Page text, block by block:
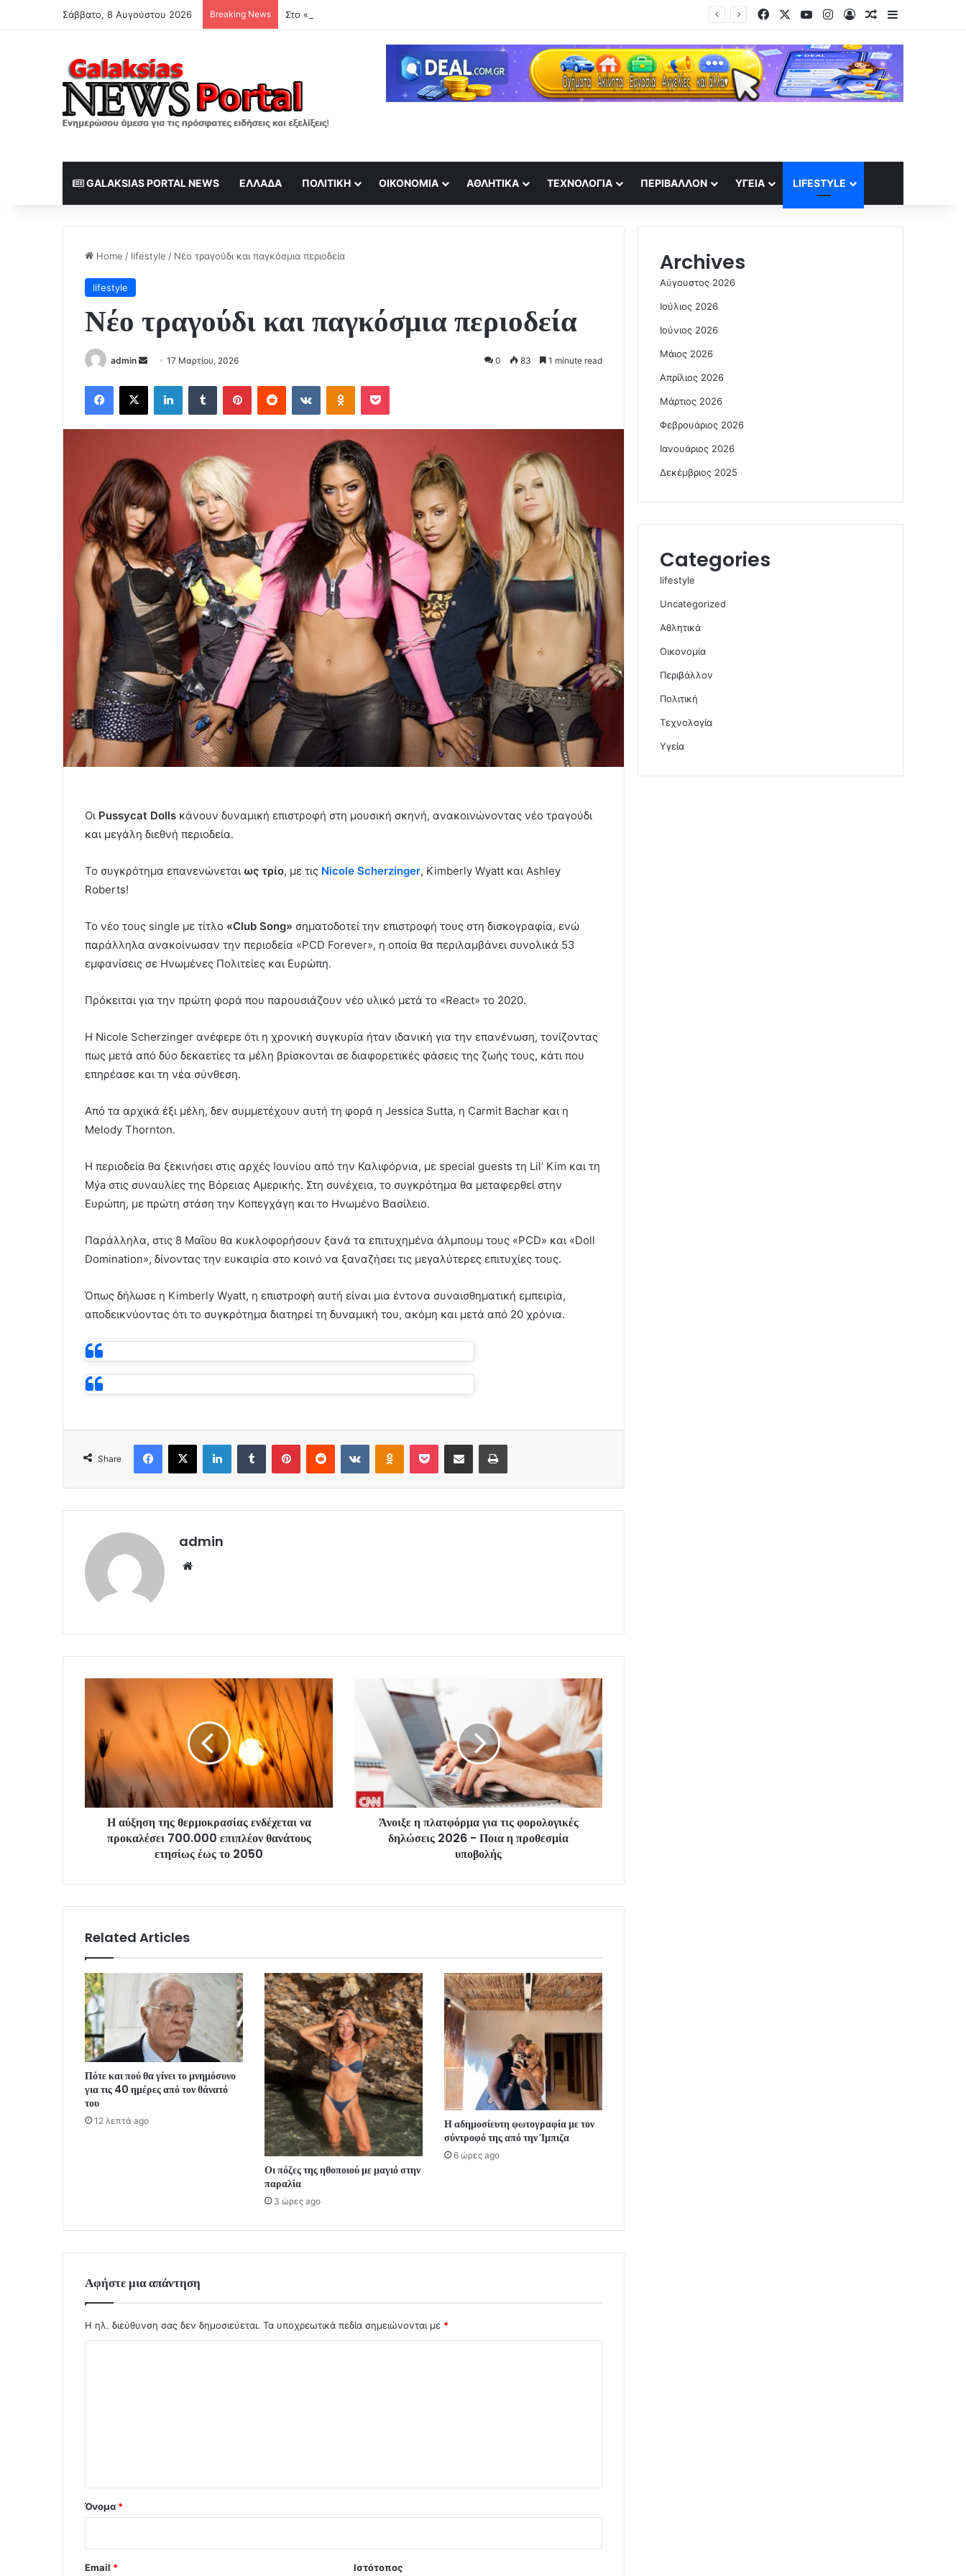
Σάββατο, 8 Αυγούστου 2026 Breaking News FacebookYouTubeInstagram
Log InRandom Article
Sidebar
GALAKSIAS PORTAL NEWS ΕΛΛΆΔΑ ΠΟΛΙΤΙΚΉ ΟΙΚΟΝΟΜΊΑ ΑΘΛΗΤΙΚΆ ΤΕΧΝΟΛΟΓΊΑ ΠΕΡΙΒΆΛΛΟΝ ΥΓΕΊΑ LIFESTYLE
Home / lifestyle / Νέο τραγούδι και παγκόσμια περιοδεία
lifestyle
Νέο τραγούδι και παγκόσμια περιοδεία
admin
Send
email
17 Μαρτίου, 2026 0 83 1 minute read
Facebook
X LinkedInTumblr PinterestReddit VKontakteOdnoklassniki
Pocket
Οι Pussycat Dolls κάνουν δυναμική επιστροφή στη μουσική σκηνή, ανακοινώνοντας νέο τραγούδι
και μεγάλη διεθνή περιοδεία.
Το συγκρότημα επανενώνεται ως τρίο, με τις Nicole Scherzinger, Kimberly Wyatt και Ashley
Roberts!
Το νέο τους single με τίτλο «Club Song» σηματοδοτεί την επιστροφή τους στη δισκογραφία, ενώ
παράλληλα ανακοίνωσαν την περιοδεία «PCD Forever», η οποία θα περιλαμβάνει συνολικά 53
εμφανίσεις σε Ηνωμένες Πολιτείες και Ευρώπη.
Πρόκειται για την πρώτη φορά που παρουσιάζουν νέο υλικό μετά το «React» το 2020.
Η Nicole Scherzinger ανέφερε ότι η χρονική συγκυρία ήταν ιδανική για την επανένωση, τονίζοντας
πως μετά από δύο δεκαετίες τα μέλη βρίσκονται σε διαφορετικές φάσεις της ζωής τους, κάτι που
επηρέασε και τη νέα σύνθεση.
Από τα αρχικά έξι μέλη, δεν συμμετέχουν αυτή τη φορά η Jessica Sutta, η Carmit Bachar και η
Melody Thornton.
Η περιοδεία θα ξεκινήσει στις αρχές Ιουνίου από την Καλιφόρνια, με special guests τη Lil’ Kim και τη
Mýa στις συναυλίες της Βόρειας Αμερικής. Στη συνέχεια, το συγκρότημα θα μεταφερθεί στην
Ευρώπη, με πρώτη στάση την Κοπεγχάγη και το Ηνωμένο Βασίλειο.
Παράλληλα, στις 8 Μαΐου θα κυκλοφορήσουν ξανά τα επιτυχημένα άλμπουμ τους «PCD» και «Doll
Domination», δίνοντας την ευκαιρία στο κοινό να ξαναζήσει τις μεγαλύτερες επιτυχίες τους.
Όπως δήλωσε η Kimberly Wyatt, η επιστροφή αυτή είναι μια έντονα συναισθηματική εμπειρία,
αποδεικνύοντας ότι το συγκρότημα διατηρεί τη δυναμική του, ακόμη και μετά από 20 χρόνια.
Share
Facebook
X LinkedInTumblr PinterestReddit VKontakteOdnoklassniki
Pocket Share via Email Print
admin
Η αύξηση της θερμοκρασίας ενδέχεται να
προκαλέσει 700.000 επιπλέον θανάτους
ετησίως έως το 2050
Άνοιξε η πλατφόρμα για τις φορολογικές
δηλώσεις 2026 - Ποια η προθεσμία
υποβολής
Related Articles
Πότε και πού θα γίνει το μνημόσυνο
για τις 40 ημέρες από τον θάνατό
του
12 λεπτά ago
Οι πόζες της ηθοποιού με μαγιό στην
παραλία
3 ώρες ago
Η αδημοσίευτη φωτογραφία με τον
σύντροφό της από την Ίμπιζα
6 ώρες ago
Αφήστε μια απάντηση
Η ηλ. διεύθυνση σας δεν δημοσιεύεται. Τα υποχρεωτικά πεδία σημειώνονται με *
Όνομα *
Email * Ιστότοπος
Archives
Αύγουστος 2026
Ιούλιος 2026
Ιούνιος 2026
Μάιος 2026
Απρίλιος 2026
Μάρτιος 2026
Φεβρουάριος 2026
Ιανουάριος 2026
Δεκέμβριος 2025
Categories
lifestyle
Uncategorized
Αθλητικά
Οικονομία
Περιβάλλον
Πολιτική
Τεχνολογία
Υγεία